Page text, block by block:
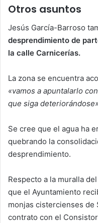
Otros asuntos
Jesús García-Barroso
desprendimiento de
la calle Carnicerías.
La zona se encuentra
«vamos a apuntalarlo
que siga
Se cree que el agua ha
quebrando la
desprendimiento.
Respecto a la muralla
que el Ayuntamiento
monjas cistercienses de
contrato con el